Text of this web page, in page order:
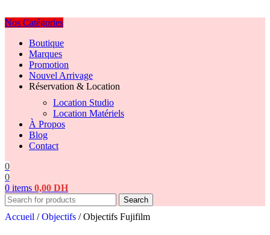
Nos Catégories
Boutique
Marques
Promotion
Nouvel Arrivage
Réservation & Location
Location Studio
Location Matériels
À Propos
Blog
Contact
0
0
0 items 0,00 DH
Search
Accueil / Objectifs / Objectifs Fujifilm